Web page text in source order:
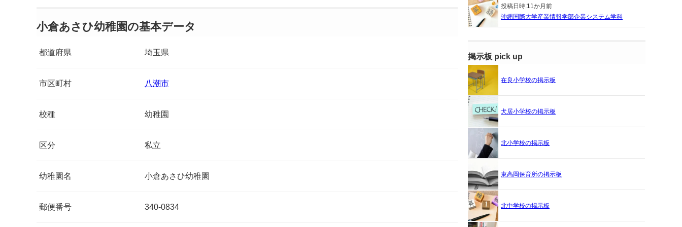
小倉あさひ幼稚園の基本データ
都道府県 埼玉県
市区町村 八潮市
校種 幼稚園
区分 私立
幼稚園名 小倉あさひ幼稚園
郵便番号 340-0834
投稿日時:11か月前
沖縄国際大学産業情報学部企業システム学科
掲示板 pick up
在良小学校の掲示板
犬居小学校の掲示板
北小学校の掲示板
東高岡保育所の掲示板
北中学校の掲示板